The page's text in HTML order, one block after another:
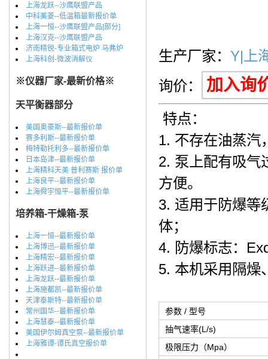
上海龙跃--沙鹰联盟产品
中科美菱--低温箱最新报价单
上海一恒--沙鹰联盟产品[部分]
上海汉克--沙鹰联盟产品
济南精锐-专业箱式电炉 马弗炉
上海科创-微波消解仪
※仪器厂家-最新价格※
天平衡器部分
美国奥豪斯--最新报价单
赛多利斯--最新报价单
梅特勒托利多--最新报价单
日本岛津--最新报价单
上海精科天美 普利赛斯 报价单
上海良平--最新报价单
上海舜宇恒平--最新报价单
培养箱-干燥箱-泵
上海一恒--最新报价单
上海博迅--最新报价单
上海精宏--最新报价单
上海跃进--最新报价单
上海龙跃--最新报价单
上海施都凯--最新报价单
天津泰斯特--最新报价单
常州国华--最新报价单
上海慧泰--最新报价单
美国伊尔姆真空泵--最新报价单
上海雅谭-谭氏真空报价单
生产厂家： Y|上
询价：
加入询
特点：
1. 不存在油蒸汽
2. 泵上配有吸气
方便。
3. 适用于防爆等
体；
4. 防爆标志：
5. 本机采用隔燥
参数 / 型号
抽气速率(L/s)
极限压力（Mpa）